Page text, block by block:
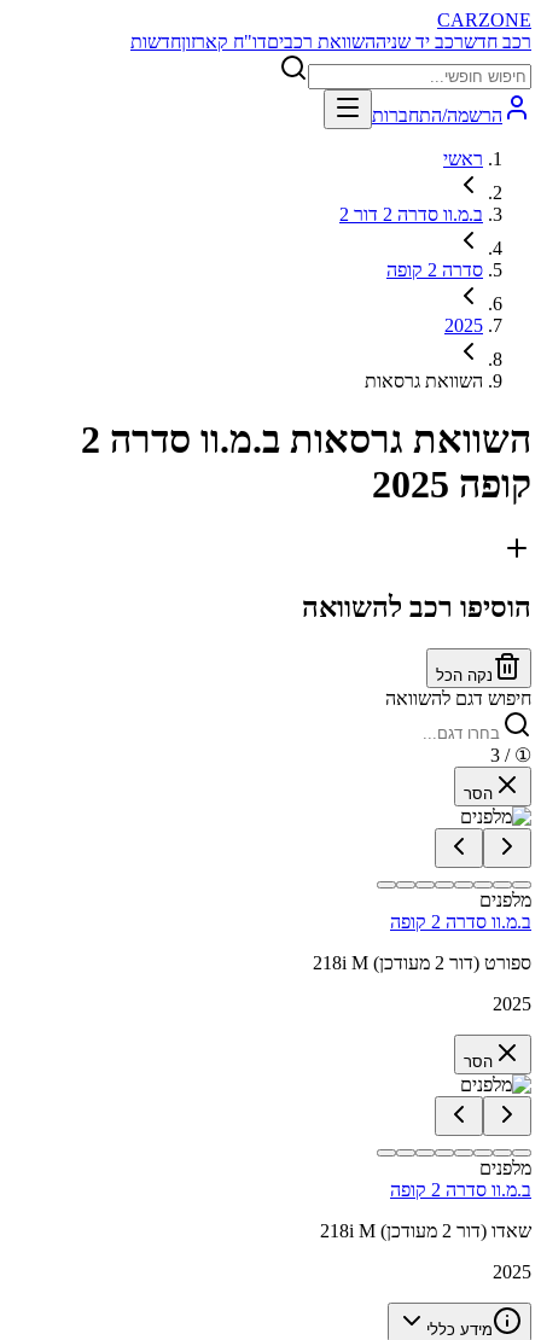
CARZONE
רכב חדשרכב יד שניההשוואת רכביםדו"ח קארזוןחדשות
הרשמה/התחברות
ראשי
ב.מ.וו סדרה 2 דור 2
סדרה 2 קופה
2025
השוואת גרסאות
השוואת גרסאות
ב.מ.וו סדרה 2
קופה 2025
הוסיפו רכב להשוואה
נקה הכל
חיפוש דגם להשוואה
①
/ 3
הסר
מלפנים
ב.מ.וו סדרה 2 קופה
218i M ספורט (דור 2 מעודכן)
2025
הסר
מלפנים
ב.מ.וו סדרה 2 קופה
218i M שאדו (דור 2 מעודכן)
2025
מידע כללי